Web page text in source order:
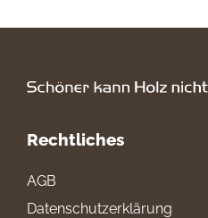
Rechtliches
AGB
Datenschutzerklärung